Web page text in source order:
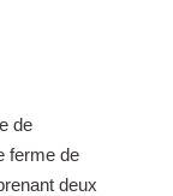
de
ferme de
deux